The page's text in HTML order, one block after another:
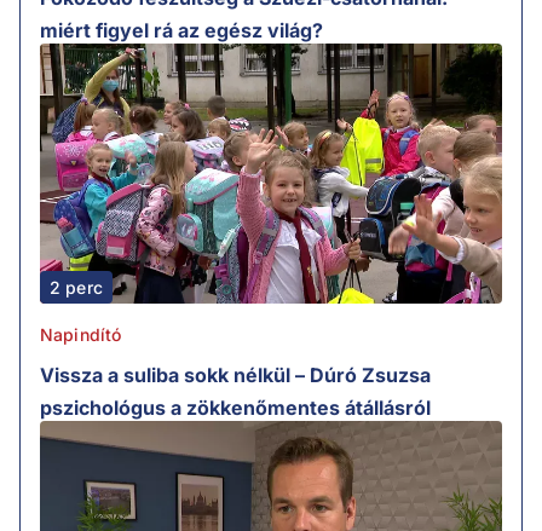
miért figyel rá az egész világ?
2 perc
Napindító
Vissza a suliba sokk nélkül – Dúró Zsuzsa
pszichológus a zökkenőmentes átállásról